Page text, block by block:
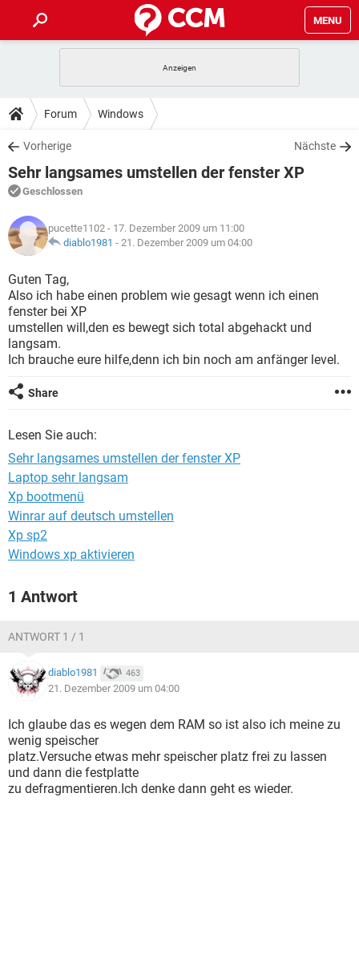
MENU
ANDROID
WINDOWS 10
WHATSAPP TIKTOK
FACEBOOK
TIPPS & TRICKS
SPIELE
WINDOWS 10
WHATSAPP
FACEBOOK HARDWARE
DOWNLOADS
SPIELE STREAMING
ANDROID
WINDOWS 10 INSTAGRAM
WHATSAPP
FACEBOOK
FORUM
SPIELE
ANDROID IOS
WHATSAPP TIKTOK
FACEBOOK HARDWARE
LEXIKON
SPIELE
ANDROID
WINDOWS 10
FACEBOOK HARDWARE
Forum Windows
Vorherige Nächste
Sehr langsames umstellen der fenster XP
Geschlossen
pucette1102 - 17. Dezember 2009 um 11:00
diablo1981 - 21. Dezember 2009 um 04:00
Guten Tag,
Also ich habe einen problem wie gesagt wenn ich einen
fenster bei XP
umstellen will,den es bewegt sich total abgehackt und
langsam.
Ich brauche eure hilfe,denn ich bin noch am anfänger level.
Share
Lesen Sie auch:
Sehr langsames umstellen der fenster XP
Laptop sehr langsam
Xp bootmenü
Winrar auf deutsch umstellen
Xp sp2
Windows xp aktivieren
1 Antwort
ANTWORT 1 / 1
diablo1981 463
21. Dezember 2009 um 04:00
Ich glaube das es wegen dem RAM so ist also ich meine zu
wenig speischer
platz.Versuche etwas mehr speischer platz frei zu lassen
und dann die festplatte
zu defragmentieren.Ich denke dann geht es wieder.